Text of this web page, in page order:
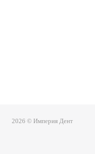
2026 © Империя Дент